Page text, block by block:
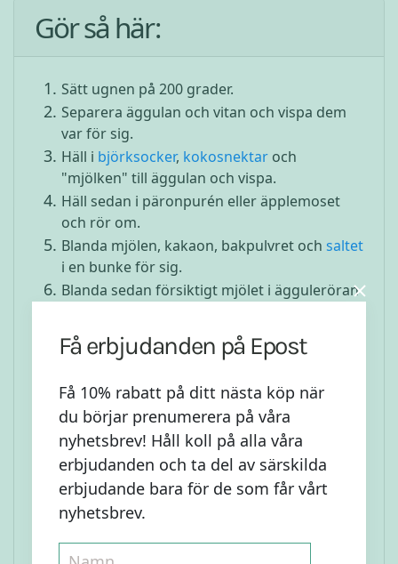
Gör så här:
Sätt ugnen på 200 grader.
Separera äggulan och vitan och vispa dem
var för sig.
Häll i björksocker, kokosnektar och
"mjölken" till äggulan och vispa.
Häll sedan i päronpurén eller äpplemoset
och rör om.
Blanda mjölen, kakaon, bakpulvret och saltet
i en bunke för sig.
Blanda sedan försiktigt mjölet i ägguleröran
Vänd sedan ner äggvitan och fördela
försiktigt runt i smeten.
potatis-/rismjöl, är den för tjock häll i lite
mer "mjölk".
Låt smeten kyla i kylskåp i några minuter.
Förbered under tiden muffinsformarna.
Fördela sedan smeten jämnt i
muffinsformarna. Det blir ca 10-12 stycken
Grädda i ugnen i ca 30 minuter (+/- minuter,
Få erbjudanden på Epost
Få 10% rabatt på ditt nästa köp när
du börjar prenumerera på våra
nyhetsbrev! Håll koll på alla våra
erbjudanden och ta del av särskilda
erbjudande bara för de som får vårt
nyhetsbrev.